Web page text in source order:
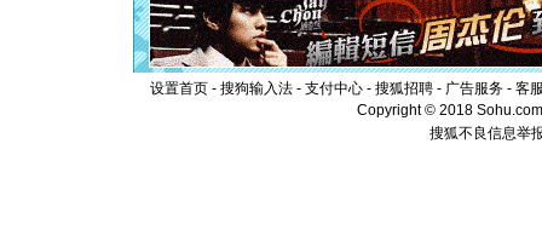
卖了。水
[春节]风
颜！冬去
道一声平
[春节] 传
片叶子是
送你一棵
设置首页 - 搜狗输入法 - 支付中心 - 搜狐招聘 - 广告服务 - 客
Copyright © 2018
搜狐不良信息举